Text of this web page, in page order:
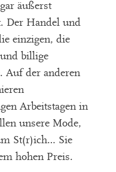
äußerst
Der Handel und
einzigen, die
billige
Auf der anderen
Arbeitstagen in
unsere Mode,
St(r)ich… Sie
hohen Preis.